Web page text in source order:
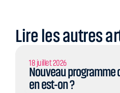
Lire les autres
18 juillet 2026
Nouveau programme
en est-on ?